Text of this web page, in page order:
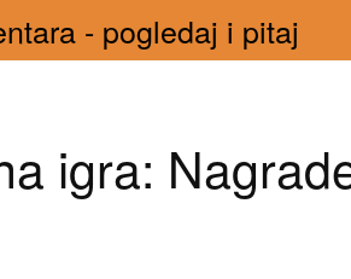
- pogledaj i pitaj
igra: